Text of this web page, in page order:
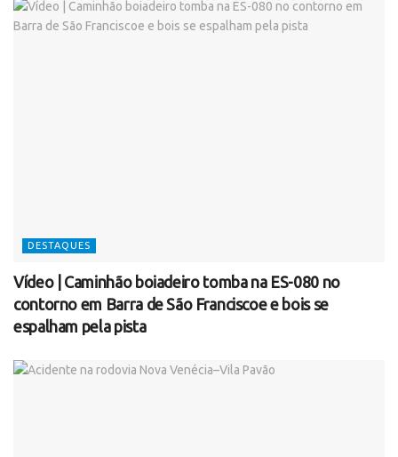
DESTAQUES
Vídeo | Caminhão boiadeiro tomba na ES-080 no
contorno em Barra de São Franciscoe e bois se
espalham pela pista